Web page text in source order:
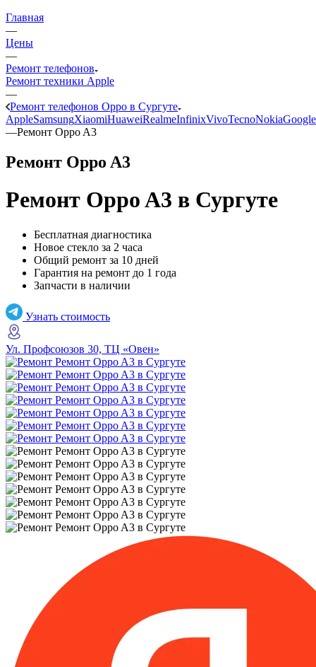
Главная
—
Цены
—
Ремонт телефонов
Ремонт техники Apple
—
Ремонт телефонов Oppo в Сургуте
AppleSamsungXiaomiHuaweiRealmeInfinixVivoTecnoNokiaGoogle
—Ремонт Oppo A3
Ремонт Oppo A3
Ремонт Oppo A3 в Сургуте
Бесплатная диагностика
Новое стекло за 2 часа
Общий ремонт за 10 дней
Гарантия на ремонт до 1 года
Запчасти в наличии
Узнать стоимость
Ул. Профсоюзов 30, ТЦ «Овен»